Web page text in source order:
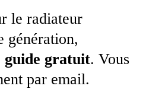
le radiateur
génération,
guide gratuit. Vous
par email.